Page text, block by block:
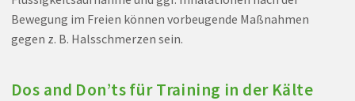
Bewegung im Freien können vorbeugende Maßnahmen
gegen z. B. Halsschmerzen sein.
Dos and Don’ts für Training in der Kälte